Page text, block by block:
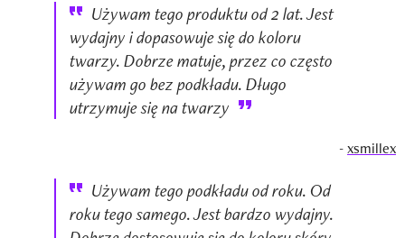
Używam tego produktu od 2 lat. Jest
wydajny i dopasowuje się do koloru
twarzy. Dobrze matuje, przez co często
używam go bez podkładu. Długo
utrzymuje się na twarzy
-xsmillex
Używam tego podkładu od roku. Od
roku tego samego. Jest bardzo wydajny.